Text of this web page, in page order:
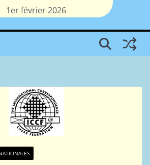
1er février 2026